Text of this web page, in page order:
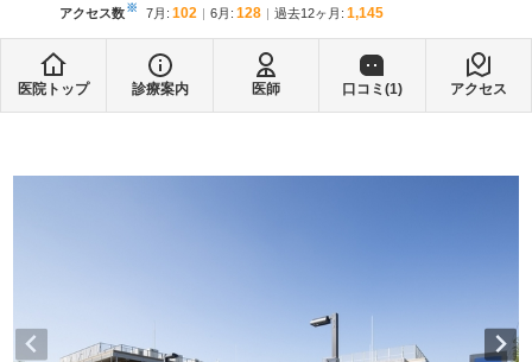
アクセス数※ 7月 : 102 6月 : 128 過去12ヶ月: 1,145
医院トップ 診療案内 医師 口コミ(1) アクセス